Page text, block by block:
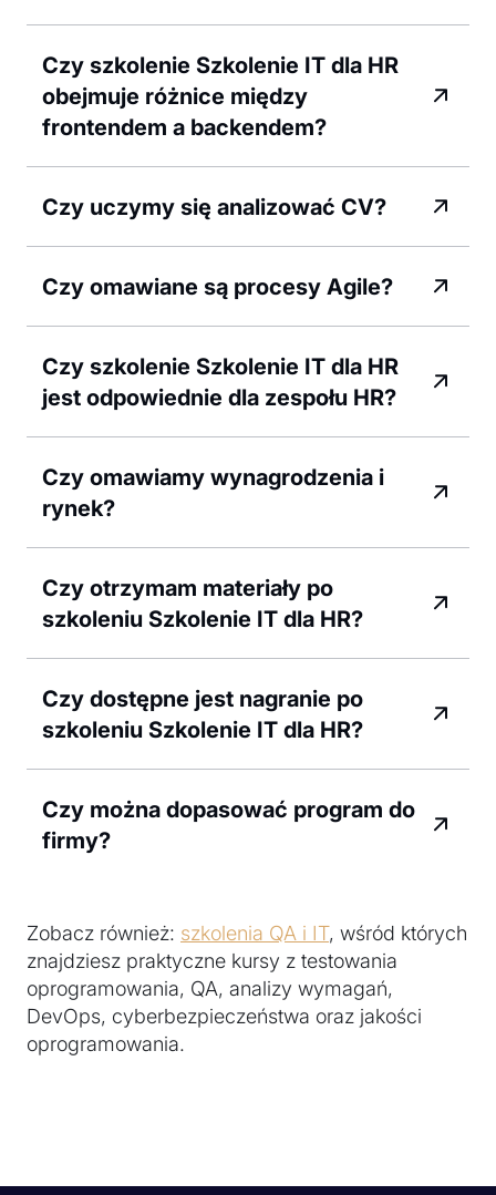
Czy szkolenie Szkolenie IT dla HR
obejmuje różnice między
frontendem a backendem?
Czy uczymy się analizować CV?
Czy omawiane są procesy Agile?
Czy szkolenie Szkolenie IT dla HR
jest odpowiednie dla zespołu HR?
Czy omawiamy wynagrodzenia i
rynek?
Czy otrzymam materiały po
szkoleniu Szkolenie IT dla HR?
Czy dostępne jest nagranie po
szkoleniu Szkolenie IT dla HR?
Czy można dopasować program do
firmy?
Zobacz również: szkolenia QA i IT, wśród których
znajdziesz praktyczne kursy z testowania
oprogramowania, QA, analizy wymagań,
DevOps, cyberbezpieczeństwa oraz jakości
oprogramowania.